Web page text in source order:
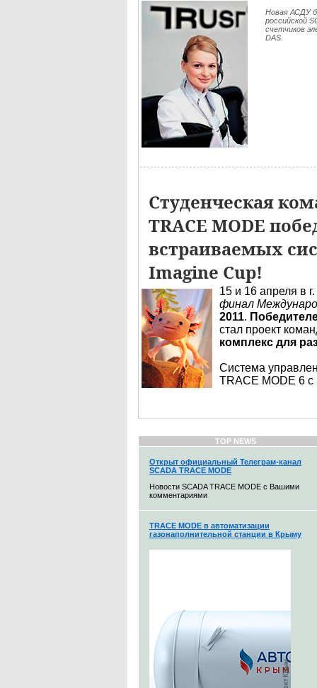
Новая АСДУ
российской
счетчиков
DAS.
Студенческая
TRACE MODE
встраиваемых
Imagine Cup!
15 и 16 апреля в
финал
2011.
стал проект
комплекс для
Система
TRACE MODE 6
TOP NEWS
Открыт официальный Телеграм-канал
SCADA TRACE MODE
Новости SCADA TRACE MODE с Вашими
комментариями
TRACE MODE в автоматизации
газонаполнительной станции в Крыму